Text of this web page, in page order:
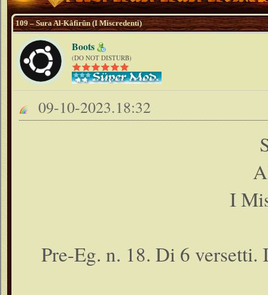
109 – Sura Al-Kâfirûn (I Miscredenti)
Boots
(DO NOT DISTURB)
09-10-2023.18:32
I
Pre-Eg. n. 18. Di 6 versetti.